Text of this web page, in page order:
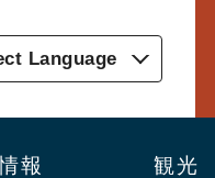
Language
報 観光